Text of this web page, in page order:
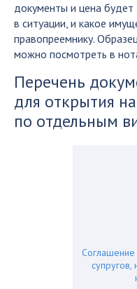
документы и цена будет
в ситуации, и какое
правопреемнику.
можно посмотреть в
Перечень
для открытия
по отдельным
супругов,